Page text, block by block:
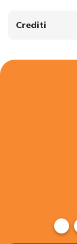
Crediti